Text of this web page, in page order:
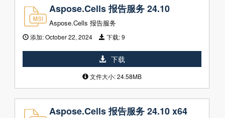
Aspose.Cells 报告服务 24.10
Aspose.Cells 报告服务
添加:October 22, 2024 下载:9
下载
文件大小: 24.58MB
Aspose.Cells 报告服务 24.10 x64